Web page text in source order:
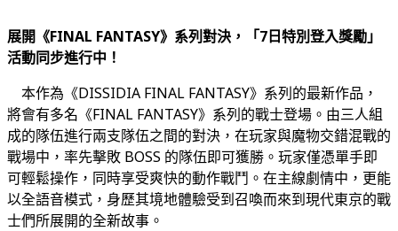
展開《FINAL FANTASY》系列對決，「7日特別登入獎勵」
活動同步進行中！
本作為《DISSIDIA FINAL FANTASY》系列的最新作品，
將會有多名《FINAL FANTASY》系列的戰士登場。由三人組
成的隊伍進行兩支隊伍之間的對決，在玩家與魔物交錯混戰的
戰場中，率先擊敗 BOSS 的隊伍即可獲勝。玩家僅憑單手即
可輕鬆操作，同時享受爽快的動作戰鬥。在主線劇情中，更能
以全語音模式，身歷其境地體驗受到召喚而來到現代東京的戰
士們所展開的全新故事。